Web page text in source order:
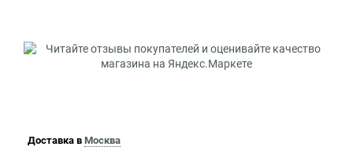
Доставка в Москва